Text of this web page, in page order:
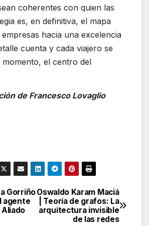
coherentes con quien las
es, en definitiva, el mapa
hacia una excelencia
cuenta y cada viajero se
el centro del
de Francesco Lovaglio
Oswaldo Karam Maciá
| Teoría de grafos: La
arquitectura invisible
de las redes
Gorriño
agente